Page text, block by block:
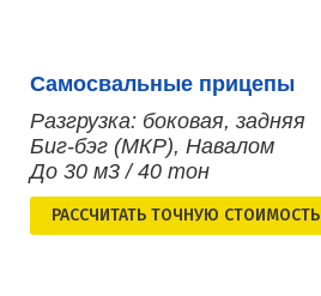
Самосвальные прицепы
Разгрузка: боковая, задняя
Биг-бэг (МКР), Навалом
До 30 м3 / 40 тон
РАСCЧИТАТЬ ТОЧНУЮ СТОИМОСТЬ